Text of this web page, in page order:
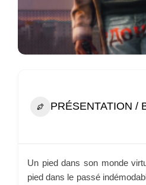
PRÉSENTATION /
Un pied dans son monde
pied dans le passé